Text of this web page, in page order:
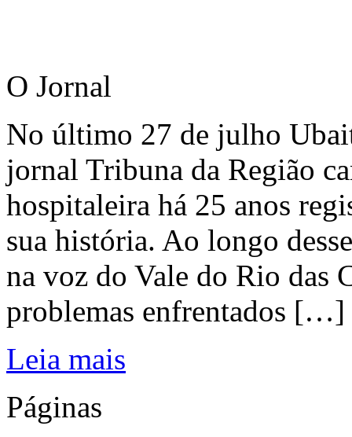
O Jornal
No último 27 de julho
jornal Tribuna da Região
hospitaleira há 25 anos
sua história. Ao longo
na voz do Vale do Rio das
problemas enfrentados […]
Leia mais
Páginas